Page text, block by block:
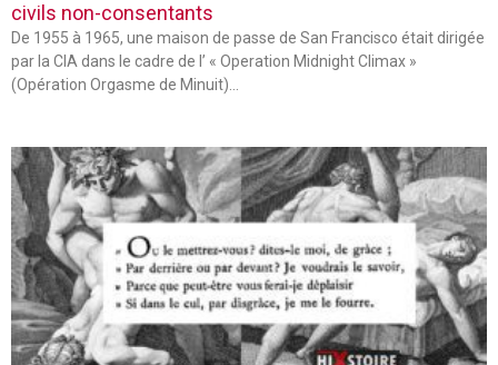
civils non-consentants
De 1955 à 1965, une maison de passe de San Francisco était dirigée
par la CIA dans le cadre de l’ « Operation Midnight Climax »
(Opération Orgasme de Minuit)…